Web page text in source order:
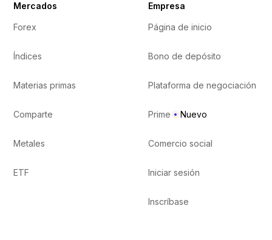
Mercados
Forex
Índices
Materias primas
Comparte
Metales
ETF
Empresa
Página de inicio
Bono de depósito
Plataforma de negociación
Prime Nuevo
Comercio social
Iniciar sesión
Inscríbase